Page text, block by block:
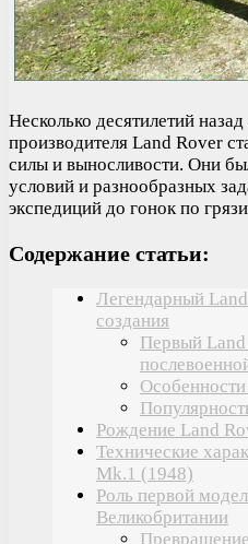
Несколько десятилетий
производителя Land Rover
силы и выносливости. Они
условий и разнообразных
экспедиций до гонок по
Содержание статьи:
Легендарный
создания
Первый Land
Рождение Land
Технические
Mk.1 (1948)
Роль первой
Великобритании